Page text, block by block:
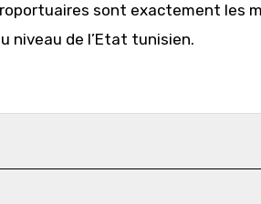
sont exactement les
niveau de l’Etat tunisien.